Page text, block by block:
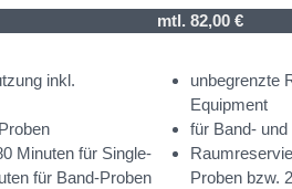
inkl.
Minuten für Single-
für Band-Proben
mtl. 82,00 €
unbegrenzte
Equipment
für Band-
Proben bzw.